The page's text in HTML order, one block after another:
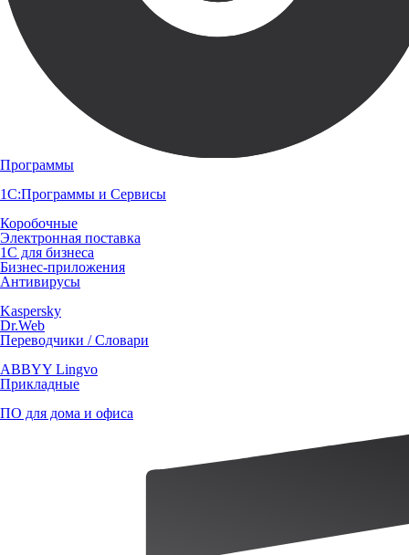
Программы
1С:Программы и Сервисы
Коробочные
Электронная поставка
1С для бизнеса
Бизнес-приложения
Антивирусы
Kaspersky
Dr.Web
Переводчики / Словари
ABBYY Lingvo
Прикладные
ПО для дома и офиса